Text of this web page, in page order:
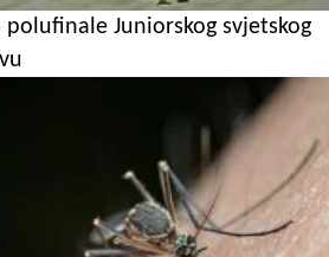
Juniorskog svjetskog